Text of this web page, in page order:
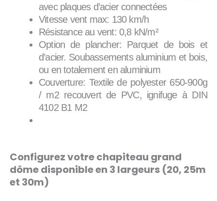
avec plaques d’acier connectées
Vitesse vent max: 130 km/h
Résistance au vent: 0,8 kN/m²
Option de plancher: Parquet de bois et
d’acier. Soubassements aluminium et bois,
ou en totalement en aluminium
Couverture: Textile de polyester 650-900g
/ m2 recouvert de PVC, ignifuge à DIN
4102 B1 M2
Configurez votre chapiteau grand
dôme disponible en 3 largeurs (20, 25m
et 30m)